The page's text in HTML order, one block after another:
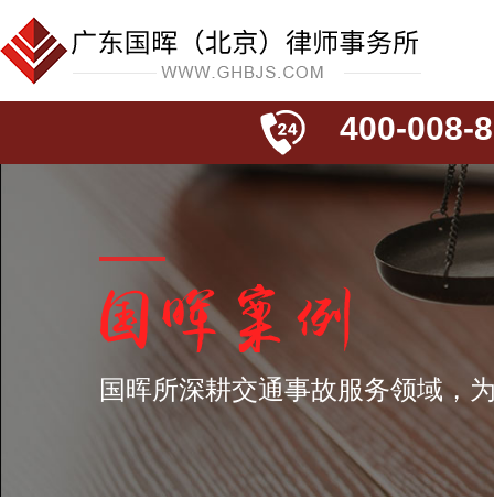
400-008-
国晖所深耕交通事故服务领域，